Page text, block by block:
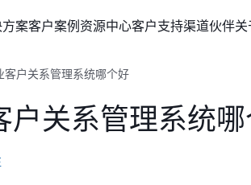
案客户案例资源中心客户支持渠道伙伴
客户关系管理系统哪个好
户关系管理系统